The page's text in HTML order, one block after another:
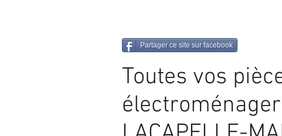
Partager ce site sur facebook
Toutes vos